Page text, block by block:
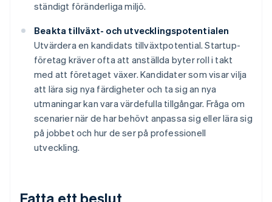
ständigt föränderliga miljö.
Beakta tillväxt- och utvecklingspotentialen
Utvärdera en kandidats tillväxtpotential. Startup-
företag kräver ofta att anställda byter roll i takt
med att företaget växer. Kandidater som visar vilja
att lära sig nya färdigheter och ta sig an nya
utmaningar kan vara värdefulla tillgångar. Fråga om
scenarier när de har behövt anpassa sig eller lära sig
på jobbet och hur de ser på professionell
utveckling.